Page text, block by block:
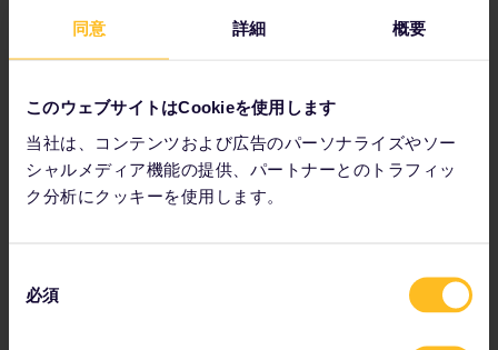
同意 詳細 概要
このウェブサイトはCookieを使用します
当社は、コンテンツおよび広告のパーソナライズやソー
シャルメディア機能の提供、パートナーとのトラフィッ
ク分析にクッキーを使用します。
必須
スイスの鉄道駅で予約
ださい。 予約方法を教えてください。